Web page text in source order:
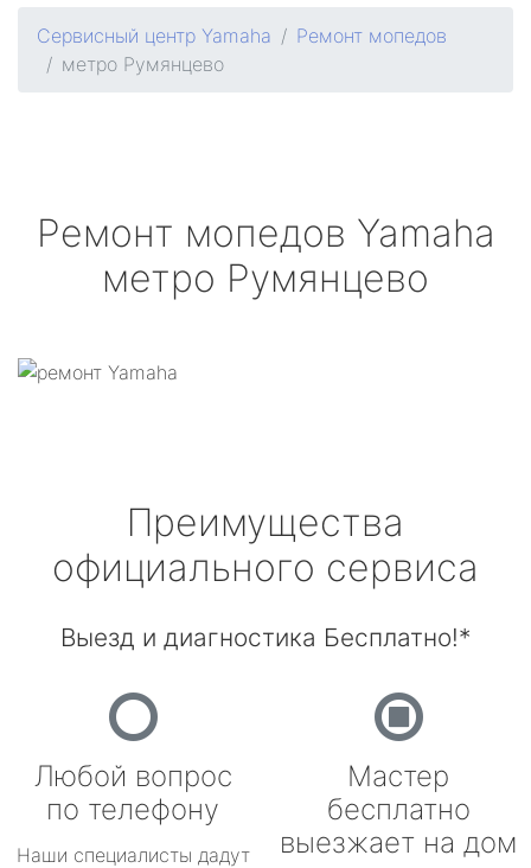
Сервисный центр Yamaha
Ремонт мопедов
метро Румянцево
Ремонт мопедов Yamaha
метро Румянцево
Преимущества
официального сервиса
Выезд и диагностика Бесплатно!*
Любой вопрос
по телефону
Наши специалисты дадут
Мастер
бесплатно
выезжает на дом